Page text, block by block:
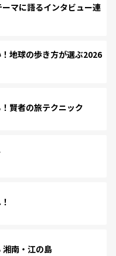
マに語るインタビュー連
地球の歩き方が選ぶ2026
賢者の旅テクニック
湘南・江の島